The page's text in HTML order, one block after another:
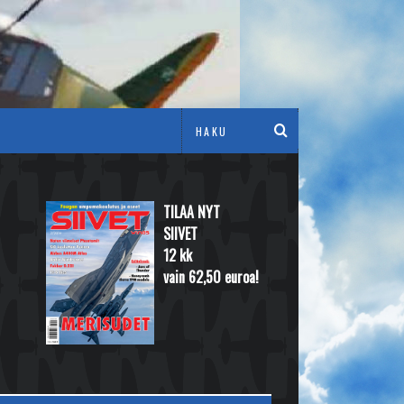
TILAA NYT
SIIVET
12 kk
vain 62,50 euroa!